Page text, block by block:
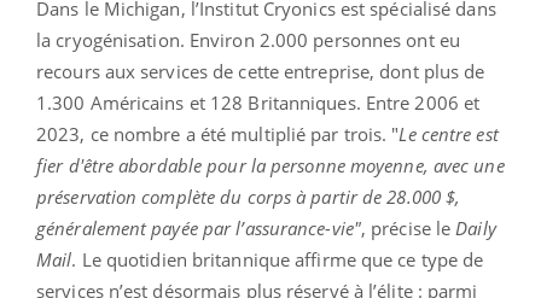
Dans le Michigan, l’Institut Cryonics est spécialisé dans
la cryogénisation. Environ 2.000 personnes ont eu
recours aux services de cette entreprise, dont plus de
1.300 Américains et 128 Britanniques. Entre 2006 et
2023, ce nombre a été multiplié par trois. "Le centre est
fier d'être abordable pour la personne moyenne, avec une
préservation complète du corps à partir de 28.000 $,
généralement payée par l’assurance-vie", précise leDaily
Mail. Le quotidien britannique affirme que ce type de
services n’est désormais plus réservé à l’élite : parmi